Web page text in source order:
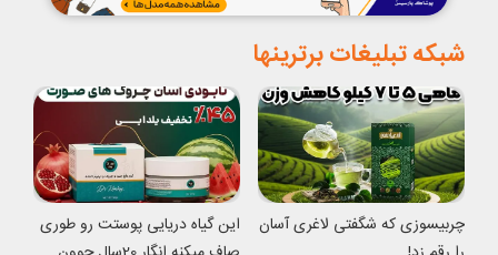
شبکه تبلیغات برترینها
چربیسوزی که شگفتی لاغری آسان
این گیاه دریایی پوستت رو طوری